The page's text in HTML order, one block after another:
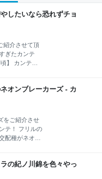
したいなら恐れずチョ
紹介させて頂
ぎたカンテ
】 カンテ
今度は数を増
葉は無理な
の悪さを綴っ
しければこち
がらチョンパ
したのを覚
らくして師
オンブレーカーズ - カ
をご紹介させ
テ！ フリルの
配種がネオン
の鋭さと淡い
くカンテっ
の紀ノ川錦を色々やっ